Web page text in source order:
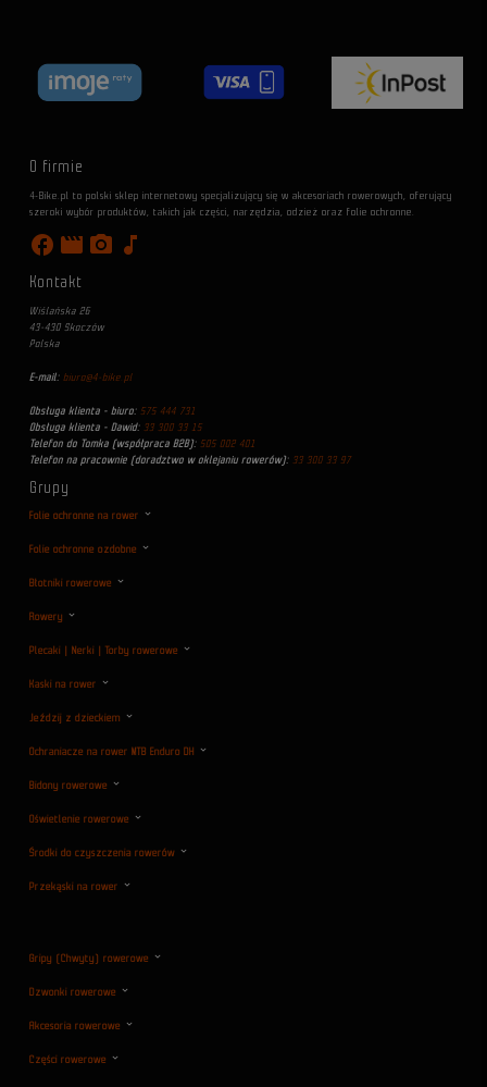
O firmie
4-Bike.pl to polski sklep internetowy specjalizujący się w akcesoriach rowerowych, oferujący
szeroki wybór produktów, takich jak części, narzędzia, odzież oraz folie ochronne.
facebook movie photo_camera music_note
Kontakt
Wiślańska 26
43-430 Skoczów
Polska
E-mail: biuro@4-bike.pl
Obsługa klienta - biuro: 575 444 731
Obsługa klienta - Dawid: 33 300 33 15
Telefon do Tomka (współpraca B2B): 505 002 401
Telefon na pracownie (doradztwo w oklejaniu rowerów): 33 300 33 97
Grupy
Folie ochronne na rower
Folie ochronne ozdobne
Błotniki rowerowe
Rowery
Plecaki | Nerki | Torby rowerowe
Kaski na rower
Jeździj z dzieckiem
Ochraniacze na rower MTB Enduro DH
Bidony rowerowe
Oświetlenie rowerowe
Środki do czyszczenia rowerów
Przekąski na rower
Gripy (Chwyty) rowerowe
Dzwonki rowerowe
Akcesoria rowerowe
Części rowerowe